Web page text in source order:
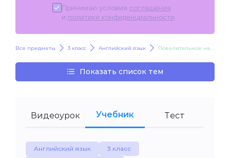
Принимаю условия соглашения
и политики конфиденциальности
Все предметы 3 класс Английский язык Повелительное наклонение
Показать список тем
Видеоурок Учебник Тест
Английский язык
3 класс